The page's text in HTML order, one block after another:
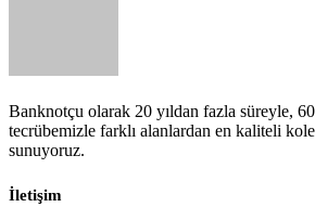
Banknotçu olarak 20 yıldan fazla süreyle,
tecrübemizle farklı alanlardan en kaliteli
sunuyoruz.
İletişim